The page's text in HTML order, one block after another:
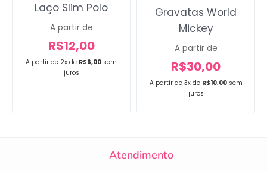
A partir de 2x de R$6,00 sem
juros
Laço Slim Polo
A partir de
R$12,00
A partir de 3x de R$10,00 sem
juros
Gravatas World
Mickey
A partir de
R$30,00
Atendimento